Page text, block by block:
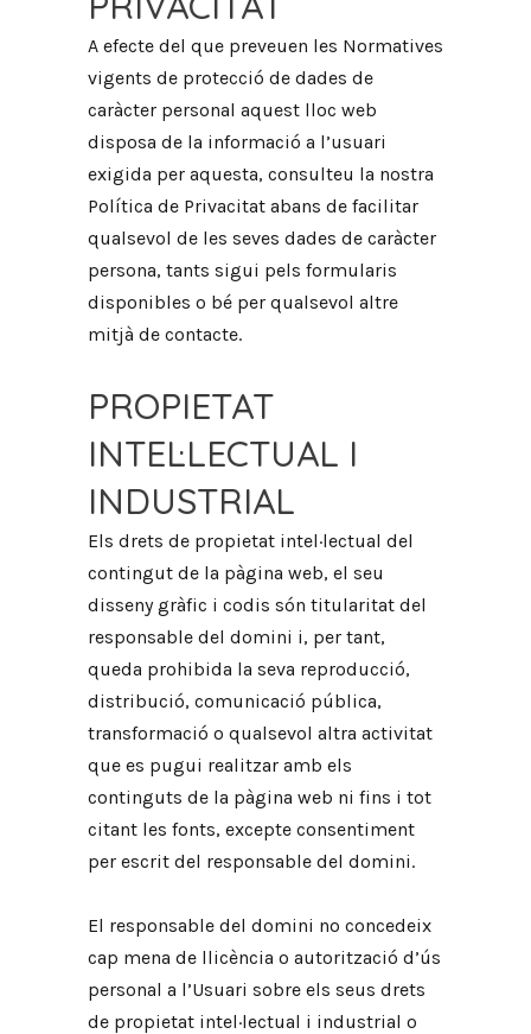
A efecte del que preveuen les Normatives
vigents de protecció de dades de
caràcter personal aquest lloc web
disposa de la informació a l’usuari
exigida per aquesta, consulteu la nostra
Política de Privacitat abans de facilitar
qualsevol de les seves dades de caràcter
persona, tants sigui pels formularis
disponibles o bé per qualsevol altre
mitjà de contacte.
PROPIETAT
INTEL·LECTUAL I
INDUSTRIAL
Els drets de propietat intel·lectual del
contingut de la pàgina web, el seu
disseny gràfic i codis són titularitat del
responsable del domini i, per tant,
queda prohibida la seva reproducció,
distribució, comunicació pública,
transformació o qualsevol altra activitat
que es pugui realitzar amb els
continguts de la pàgina web ni fins i tot
citant les fonts, excepte consentiment
per escrit del responsable del domini.
El responsable del domini no concedeix
cap mena de llicència o autorització d’ús
personal a l’Usuari sobre els seus drets
de propietat intel·lectual i industrial o